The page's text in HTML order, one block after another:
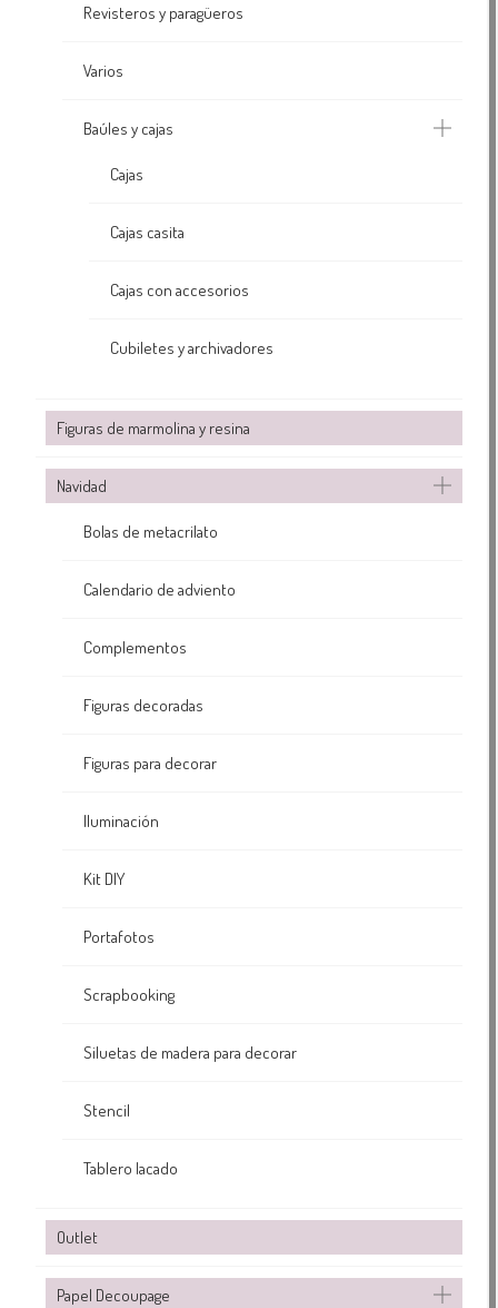
Revisteros y paragüeros
Varios
Baúles y cajas
Cajas
Cajas casita
Cajas con accesorios
Cubiletes y archivadores
Figuras de marmolina y resina
Navidad
Bolas de metacrilato
Calendario de adviento
Complementos
Figuras decoradas
Figuras para decorar
Iluminación
Kit DIY
Portafotos
Scrapbooking
Siluetas de madera para decorar
Stencil
Tablero lacado
Outlet
Papel Decoupage